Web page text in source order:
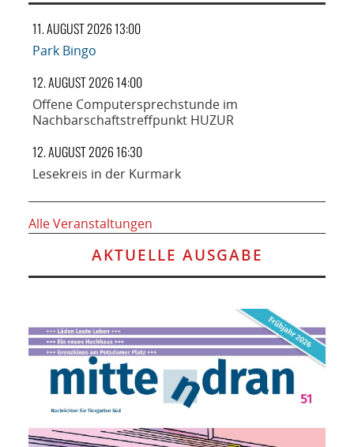
11. AUGUST 2026 13:00
Park Bingo
12. AUGUST 2026 14:00
Offene Computersprechstunde im
Nachbarschaftstreffpunkt HUZUR
12. AUGUST 2026 16:30
Lesekreis in der Kurmark
Alle Veranstaltungen
AKTUELLE AUSGABE